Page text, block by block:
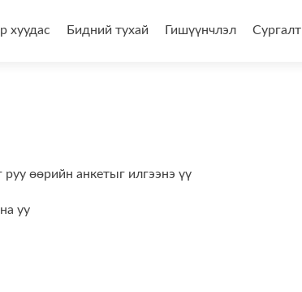
хуудас Бидний тухай Гишүүнчлэл Сургалт
руу өөрийн анкетыг илгээнэ үү
уу